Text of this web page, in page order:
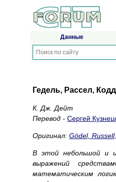
Данные
Гедель, Рассел,
К. Дж. Дейт
Перевод - Сергей
Оригинал: Gödel,
В этой небольшой и
выражений
математическим